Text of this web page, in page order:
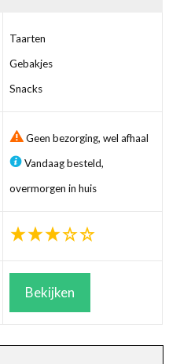
Taarten
Gebakjes
Snacks
Geen bezorging, wel afhaal
Vandaag besteld,
overmorgen in huis
Bekijken